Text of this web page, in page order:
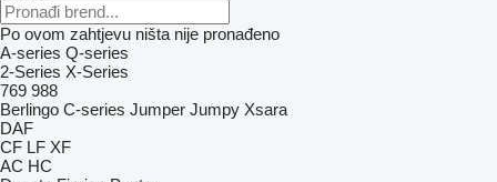
Po ovom zahtjevu ništa nije pronađeno
A-series Q-series
2-Series X-Series
769 988
Berlingo C-series Jumper Jumpy Xsara
DAF
CF LF XF
AC HC